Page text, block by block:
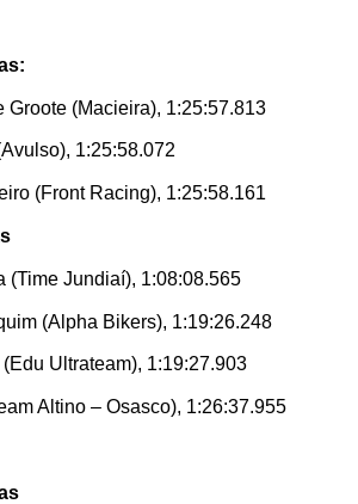
(Macieira), 1:25:57.813
1:25:58.072
(Front Racing), 1:25:58.161
(Time Jundiaí), 1:08:08.565
(Alpha Bikers), 1:19:26.248
Ultrateam), 1:19:27.903
Altino – Osasco), 1:26:37.955